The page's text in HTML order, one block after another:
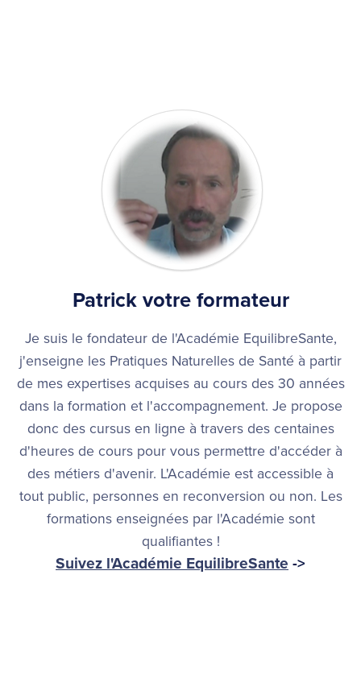
Patrick votre formateur
Je suis le fondateur de l'Académie EquilibreSante,
j'enseigne les Pratiques Naturelles de Santé à partir
de mes expertises acquises au cours des 30 années
dans la formation et l'accompagnement. Je propose
donc des cursus en ligne à travers des centaines
d'heures de cours pour vous permettre d'accéder à
des métiers d'avenir. L'Académie est accessible à
tout public, personnes en reconversion ou non. Les
formations enseignées par l'Académie sont
qualifiantes !
Suivez l'Académie EquilibreSante ->